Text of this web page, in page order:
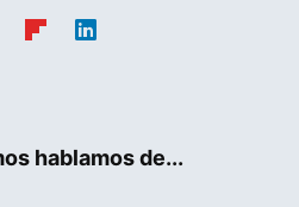
hablamos de...